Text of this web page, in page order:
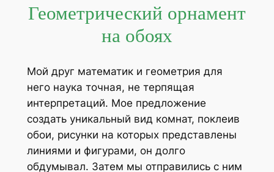
Геометрический орнамент
на обоях
Мой друг математик и геометрия для
него наука точная, не терпящая
интерпретаций. Мое предложение
создать уникальный вид комнат, поклеив
обои, рисунки на которых представлены
линиями и фигурами, он долго
обдумывал. Затем мы отправились с ним